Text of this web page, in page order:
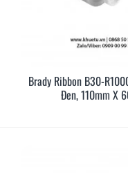
Brady Ribbon B30-
Đen, 110mm X